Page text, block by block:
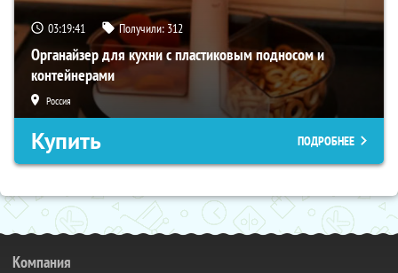
03:19:40 Получили: 312
Органайзер для кухни с пластиковым подносом и
контейнерами
Россия
Купить ПОДРОБНЕЕ
Компания